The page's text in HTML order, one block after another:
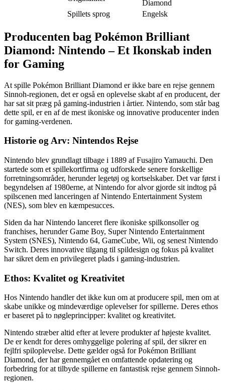
Diamond
Spillets sprog
Engelsk
Producenten bag Pokémon Brilliant
Diamond: Nintendo – Et Ikonskab inden
for Gaming
At spille Pokémon Brilliant Diamond er ikke bare en rejse gennem
Sinnoh-regionen, det er også en oplevelse skabt af en producent, der
har sat sit præg på gaming-industrien i årtier. Nintendo, som står bag
dette spil, er en af ​​de mest ikoniske og innovative producenter inden
for gaming-verdenen.
Historie og Arv: Nintendos Rejse
Nintendo blev grundlagt tilbage i 1889 af Fusajiro Yamauchi. Den
startede som et spillekortfirma og udforskede senere forskellige
forretningsområder, herunder legetøj og kortselskaber. Det var først i
begyndelsen af ​​1980erne, at Nintendo for alvor gjorde sit indtog på
spilscenen med lanceringen af ​​Nintendo Entertainment System
(NES), som blev en kæmpesucces.
Siden da har Nintendo lanceret flere ikoniske spilkonsoller og
franchises, herunder Game Boy, Super Nintendo Entertainment
System (SNES), Nintendo 64, GameCube, Wii, og senest Nintendo
Switch. Deres innovative tilgang til spildesign og fokus på kvalitet
har sikret dem en privilegeret plads i gaming-industrien.
Ethos: Kvalitet og Kreativitet
Hos Nintendo handler det ikke kun om at producere spil, men om at
skabe unikke og mindeværdige oplevelser for spillerne. Deres ethos
er baseret på to nøgleprincipper: kvalitet og kreativitet.
Nintendo stræber altid efter at levere produkter af højeste kvalitet.
De er kendt for deres omhyggelige polering af spil, der sikrer en
fejlfri spiloplevelse. Dette gælder også for Pokémon Brilliant
Diamond, der har gennemgået en omfattende opdatering og
forbedring for at tilbyde spillerne en fantastisk rejse gennem Sinnoh-
regionen.